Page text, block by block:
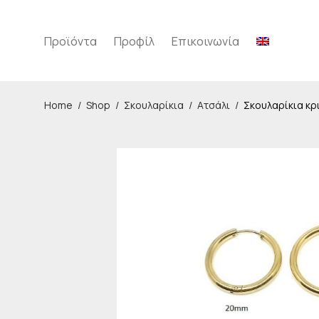
Προϊόντα Προφίλ Επικοινωνία
Home / Shop / Σκουλαρίκια / Ατσάλι / Σκουλαρίκια